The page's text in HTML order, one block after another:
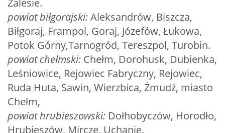
Zalesie.
powiat biłgorajski:Aleksandrów, Biszcza,
Biłgoraj, Frampol, Goraj, Józefów, Łukowa,
Potok Górny,Tarnogród, Tereszpol, Turobin.
powiat chełmski: Chełm, Dorohusk, Dubienka,
Leśniowice, Rejowiec Fabryczny, Rejowiec,
Ruda Huta, Sawin, Wierzbica, Żmudź, miasto
Chełm,
powiat hrubieszowski: Dołhobyczów, Horodło,
Hrubieszów, Mircze, Uchanie.